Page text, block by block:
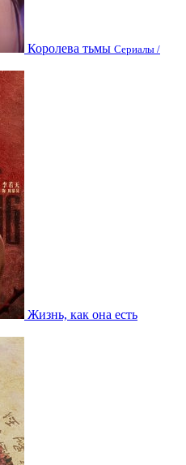
Королева тьмы Сериалы /
Жизнь, как она есть